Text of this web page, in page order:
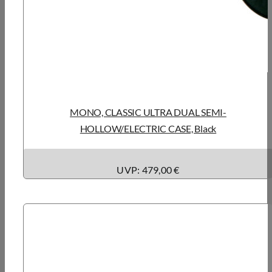
MONO, CLASSIC ULTRA DUAL SEMI-
HOLLOW/ELECTRIC CASE, Black
UVP: 479,00 €